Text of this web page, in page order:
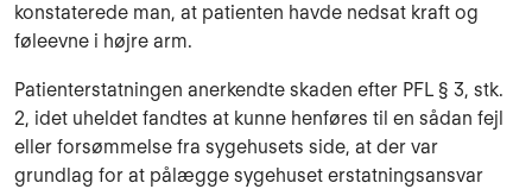
konstaterede man, at pati­enten havde nedsat kraft og
føleevne i højre arm.
Patienterstatningen anerkendte skaden efter PFL § 3, stk.
2, idet uheldet fandtes at kunne henføres til en sådan fejl
eller forsømmelse fra sygehusets side, at der var
grundlag for at pålægge sygehuset erstatningsansvar